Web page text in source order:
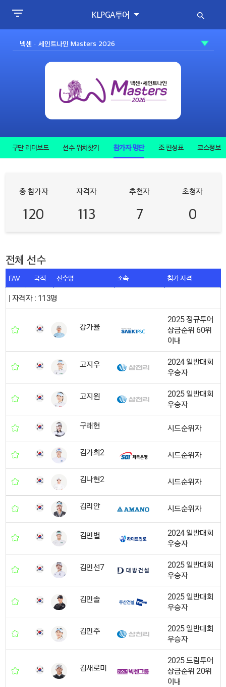
KLPGA투어
구단 리더보드 선수 위치찾기 참가자 명단 조 편성표 코스정보
총 참가자
120
자격자
113
추천자
7
초청자
0
전체 선수
FAV 국적 선수명 소속 참가 자격
| 자격자 : 113명
강가율
2025 정규투어
상금순위 60위
이내
고지우
2024 일반대회
우승자
고지원
2025 일반대회
우승자
구래현 시드순위자
김가희2 시드순위자
김나현2 시드순위자
김리안 시드순위자
김민별
2024 일반대회
우승자
김민선7
2025 일반대회
우승자
김민솔
2025 일반대회
우승자
김민주
2025 일반대회
우승자
김새로미
2025 드림투어
상금순위 20위
이내